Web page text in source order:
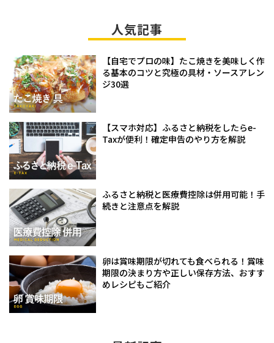
人気記事
【自宅でプロの味】たこ焼きを美味しく作
る基本のコツと究極の具材・ソースアレン
ジ30選
【スマホ対応】ふるさと納税をしたらe-
Taxが便利！確定申告のやり方を解説
ふるさと納税と医療費控除は併用可能！手
続きと注意点を解説
卵は賞味期限が切れても食べられる！賞味
期限の決まり方や正しい保存方法、おすす
めレシピもご紹介